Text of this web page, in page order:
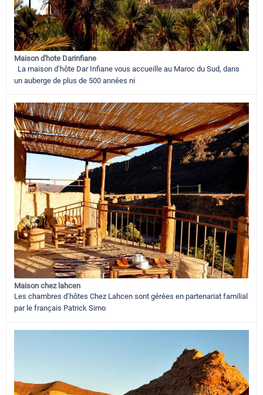
Maison d'hote Darinfiane
La maison d’hôte Dar Infiane vous accueille au Maroc du Sud, dans
un auberge de plus de 500 années ni
Maison chez lahcen
Les chambres d’hôtes Chez Lahcen sont gérées en partenariat familial
par le français Patrick Simo